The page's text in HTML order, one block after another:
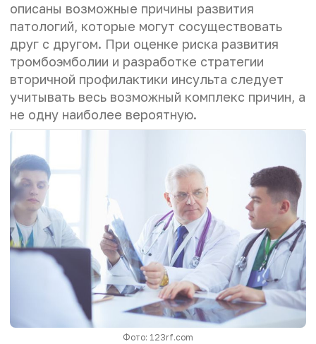
описаны возможные причины развития
патологий, которые могут сосуществовать
друг с другом. При оценке риска развития
тромбоэмболии и разработке стратегии
вторичной профилактики инсульта следует
учитывать весь возможный комплекс причин, а
не одну наиболее вероятную.
Фото: 123rf.com